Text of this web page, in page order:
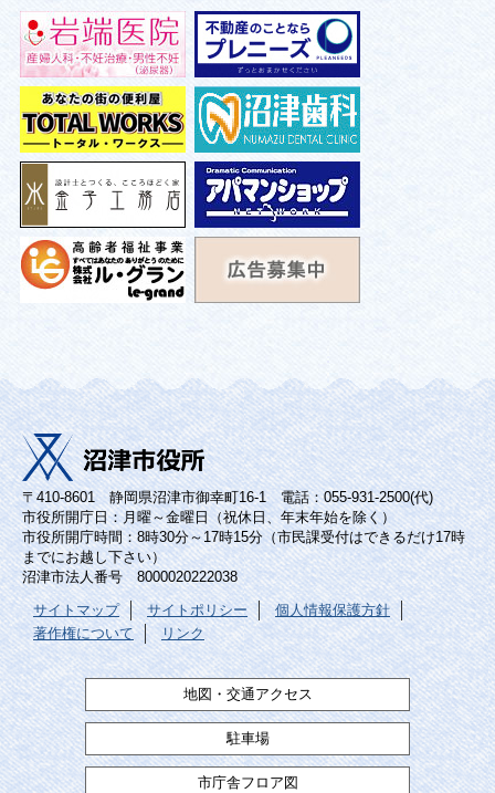
〒410-8601 静岡県沼津市御幸町16-1 電話：055-931-2500(代)
市役所開庁日：月曜～金曜日（祝休日、年末年始を除く）
市役所開庁時間：8時30分～17時15分（市民課受付はできるだけ17時
までにお越し下さい）
沼津市法人番号 8000020222038
サイトマップ サイトポリシー
個人情報保護方針
著作権について
リンク
地図・交通アクセス
駐車場
市庁舎フロア図